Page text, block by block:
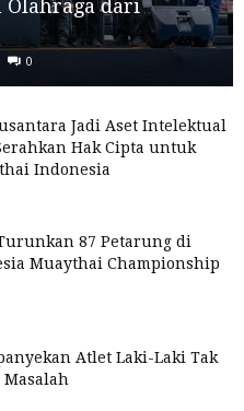
Olahraga dari
0
Jadi Aset Intelektual
Hak Cipta untuk
Indonesia
87 Petarung di
Muaythai Championship
Atlet Laki-Laki Tak
Masalah